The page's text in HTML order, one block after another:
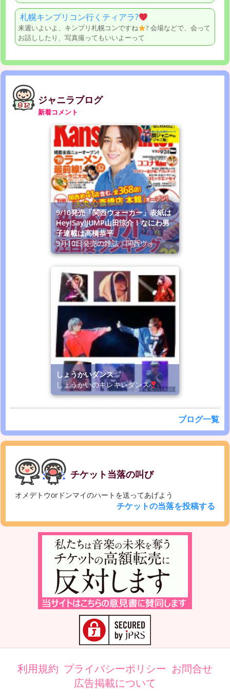
札幌キンプリコン行くティアラ?
来週いよいよ、キンプリ札幌コンですね
? 会場などで、会って
お話ししたり、写真撮ってもいいよーって
ジャニラブログ
新着コメント
9/10発売「関西ウォーカー」表紙は
Hey!Say!JUMP山田涼介！なにわ男
子連載は高橋恭平
9月10日発売の雑誌「関西ウォ
しょうかいダンス
しょうかいのキレキレダンス
ブログ一覧
チケット当落の叫び
オメデトウorドンマイのハートを送ってあげよう
チケットの当落を投稿する
利用規約 プライバシーポリシー お問合せ
広告掲載について